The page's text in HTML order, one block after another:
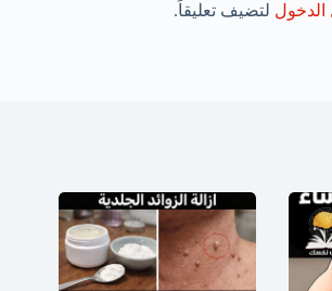
لتضيف تعليقاً.